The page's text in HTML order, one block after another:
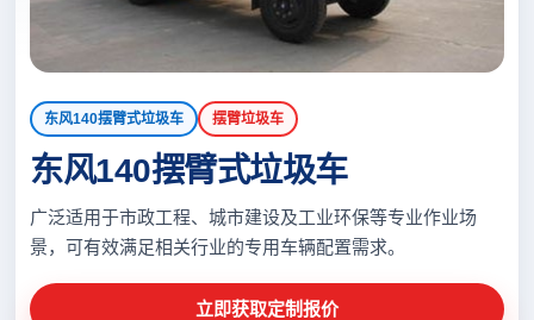
东风140摆臂式垃圾车 摆臂垃圾车
东风140摆臂式垃圾车
广泛适用于市政工程、城市建设及工业环保等专业作业场
景，可有效满足相关行业的专用车辆配置需求。
立即获取定制报价